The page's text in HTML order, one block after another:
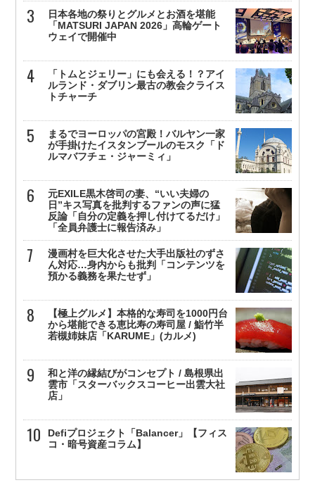
日本各地の祭りとグルメとお酒を堪能
「MATSURI JAPAN 2026」高輪ゲート
ウェイで開催中
「トムとジェリー」にも会える！？アイ
ルランド・ダブリン最古の教会クライス
トチャーチ
まるでヨーロッパの宮殿！バルヤン一家
が手掛けたイスタンブールのモスク「ド
ルマバフチェ・ジャーミィ」
元EXILE黒木啓司の妻、“いい夫婦の
日”キス写真を批判するファンの声に猛
反論「自分の定義を押し付けてるだけ」
「全員弁護士に報告済み」
漫画村を巨大化させた大手出版社のずさ
ん対応…身内からも批判「コンテンツを
預かる義務を果たせず」
【極上グルメ】本格的な寿司を1000円台
から堪能できる恵比寿の寿司屋 / 鮨竹半
若槻姉妹店「KARUME」(カルメ)
和と洋の縁結びがコンセプト / 島根県出
雲市「スターバックスコーヒー出雲大社
店」
Defiプロジェクト「Balancer」【フィス
コ・暗号資産コラム】